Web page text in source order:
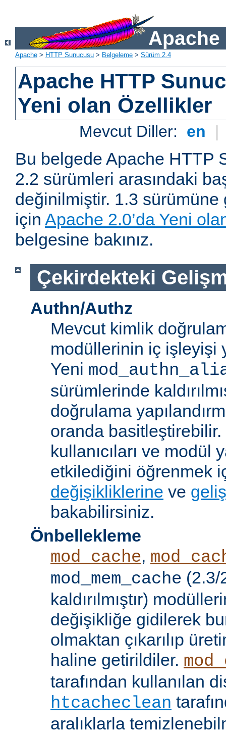
Apache
Apache > HTTP Sunucusu > Belgeleme > Sürüm 2.4
Apache HTTP
Yeni olan Özellikler
Mevcut Diller: en |
Bu belgede Apache HTTP
2.2 sürümleri arasındaki
değinilmiştir. 1.3
için Apache 2.0’da Yeni
belgesine bakınız.
Çekirdekteki
Authn/Authz
Mevcut kimlik
modüllerinin iç işleyişi
Yeni
sürümlerinde
doğrulama
oranda
kullanıcıları ve modül
etkilediğini öğrenmek
değişikliklerine ve
bakabilirsiniz.
Önbellekleme
mod_cache,
mod_mem_cache (2.3/
kaldırılmıştır)
değişikliğe gidilerek
olmaktan çıkarılıp
haline getirildiler.
tarafından kullanılan
htcacheclean
aralıklarla